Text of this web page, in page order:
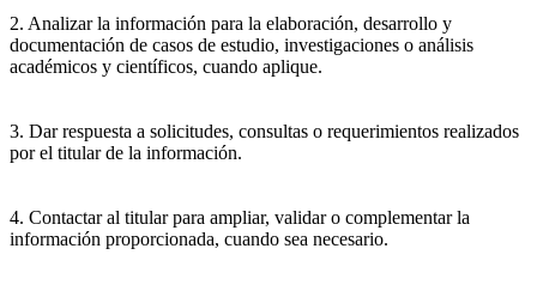
2. Analizar la información para la elaboración, desarrollo y
documentación de casos de estudio, investigaciones o análisis
académicos y científicos, cuando aplique.
3. Dar respuesta a solicitudes, consultas o requerimientos realizados
por el titular de la información.
4. Contactar al titular para ampliar, validar o complementar la
información proporcionada, cuando sea necesario.